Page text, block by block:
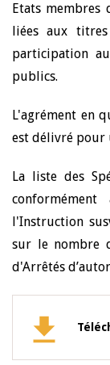
Etats membres
liées aux
participation
publics.
L'agrément en
est délivré pour
La liste des
l'Instruction
sur le nombre
d'Arrêtés